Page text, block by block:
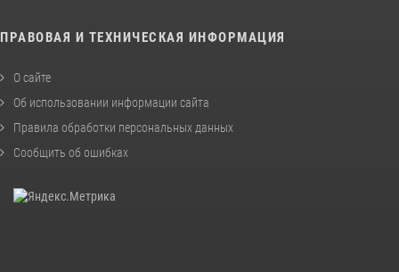
ПРАВОВАЯ И ТЕХНИЧЕСКАЯ ИНФОРМАЦИЯ
О сайте
Об использовании информации сайта
Правила обработки персональных данных
Сообщить об ошибках